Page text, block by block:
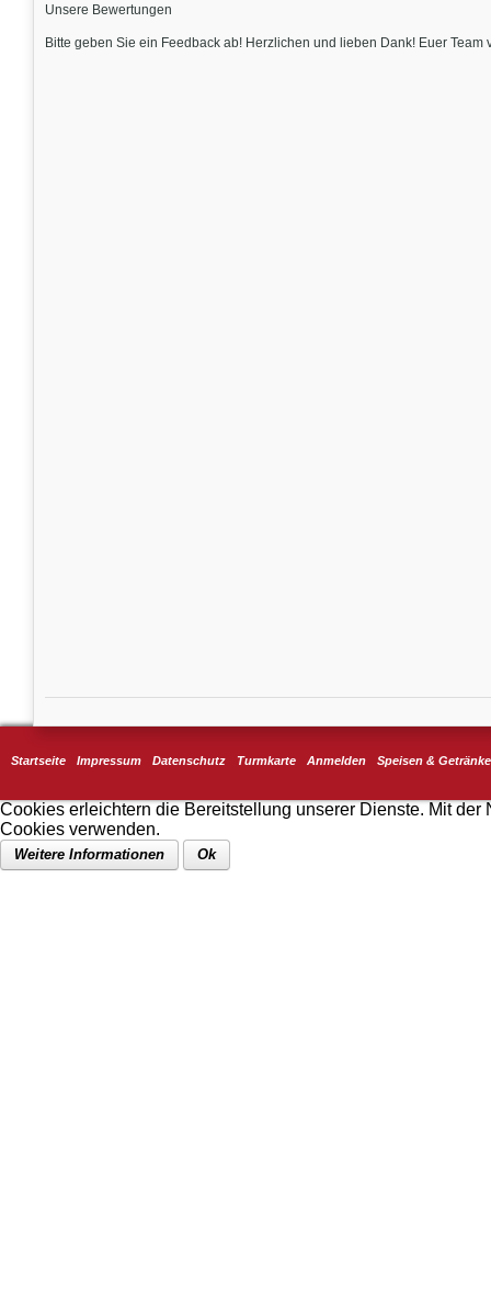
Unsere Bewertungen
Bitte geben Sie ein Feedback ab! Herzlichen und lieben Dank! Euer Team
Startseite Impressum Datenschutz Turmkarte Anmelden Speisen & Getränke
Cookies erleichtern die Bereitstellung unserer Dienste. Mit
Cookies verwenden.
Weitere Informationen Ok